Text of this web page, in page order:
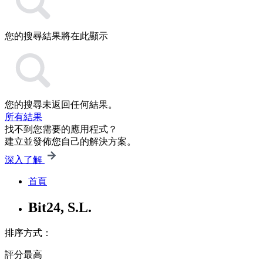
您的搜尋結果將在此顯示
您的搜尋未返回任何結果。
所有結果
找不到您需要的應用程式？
建立並發佈您自己的解決方案。
深入了解
首頁
Bit24, S.L.
排序方式：
評分最高